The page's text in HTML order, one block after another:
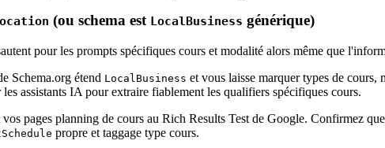
(ou schema est LocalBusiness générique)
pour les prompts spécifiques cours et modalité alors même que
Schema.org étend LocalBusiness et vous laisse marquer types de cours,
assistants IA pour extraire fiablement les qualifiers spécifiques cours.
pages planning de cours au Rich Results Test de Google. Confirmez que
propre et taggage type cours.